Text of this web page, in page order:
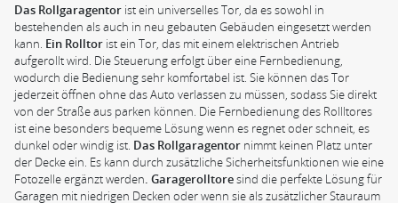
Das Rollgaragentor ist ein universelles Tor, da es sowohl in
bestehenden als auch in neu gebauten Gebäuden eingesetzt werden
kann. Ein Rolltor ist ein Tor, das mit einem elektrischen Antrieb
aufgerollt wird. Die Steuerung erfolgt über eine Fernbedienung,
wodurch die Bedienung sehr komfortabel ist. Sie können das Tor
jederzeit öffnen ohne das Auto verlassen zu müssen, sodass Sie direkt
von der Straße aus parken können. Die Fernbedienung des Rollltores
ist eine besonders bequeme Lösung wenn es regnet oder schneit, es
dunkel oder windig ist. Das Rollgaragentor nimmt keinen Platz unter
der Decke ein. Es kann durch zusätzliche Sicherheitsfunktionen wie eine
Fotozelle ergänzt werden. Garagerolltoresind die perfekte Lösung für
Garagen mit niedrigen Decken oder wenn sie als zusätzlicher Stauraum